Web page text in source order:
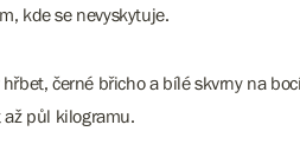
kde se nevyskytuje.
černé břicho a bílé skvrny na
až půl kilogramu.